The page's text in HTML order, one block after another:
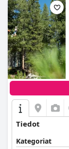
Tiedot
Kategoriat